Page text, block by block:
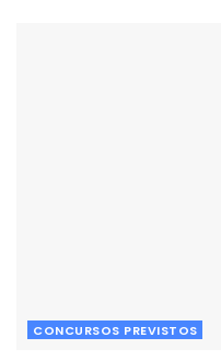
CONCURSOS PREVISTOS